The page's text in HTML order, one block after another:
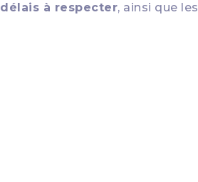
délais à respecter, ainsi que les